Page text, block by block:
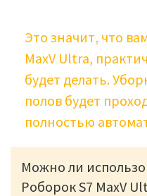
Это значит, что
MaxV Ultra,
будет делать.
полов будет
полностью
Можно ли
Роборок S7 MaxV